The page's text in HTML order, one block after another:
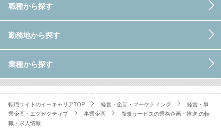
職種から探す
勤務地から探す
業種から探す
転職サイトのイーキャリアTOP 経営・企画・マーケティング
経営・事
業企画・エグゼクティブ
事業企画
新規サービスの業務企画・推進.の転
職・求人情報